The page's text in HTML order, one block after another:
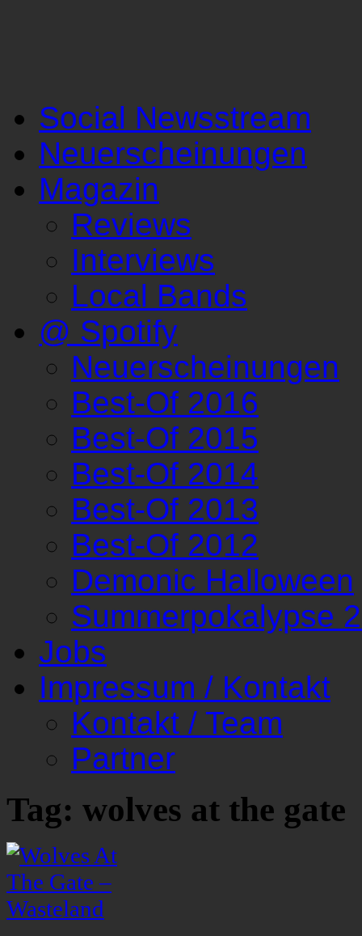
Social Newsstream
Neuerscheinungen
Magazin
Reviews
Interviews
Local Bands
@ Spotify
Neuerscheinungen
Best-Of 2016
Best-Of 2015
Best-Of 2014
Best-Of 2013
Best-Of 2012
Demonic Halloween
Summerpokalypse
Jobs
Impressum / Kontakt
Kontakt / Team
Partner
Tag: wolves at the gate